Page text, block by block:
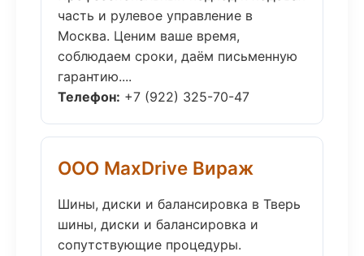
часть и рулевое управление в
Москва. Ценим ваше время,
соблюдаем сроки, даём письменную
гарантию....
Телефон: +7 (922) 325-70-47
ООО MaxDrive Вираж
Шины, диски и балансировка в Тверь
шины, диски и балансировка и
сопутствующие процедуры.